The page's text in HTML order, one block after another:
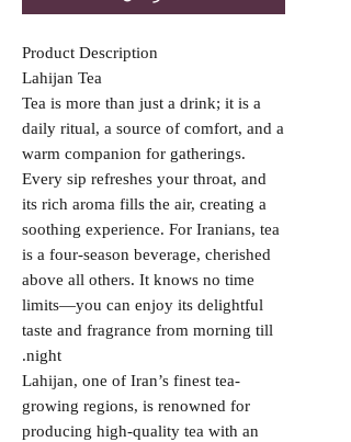
Product Description
Lahijan Tea
Tea is more than just a drink; it is a
daily ritual, a source of comfort, and a
warm companion for gatherings.
Every sip refreshes your throat, and
its rich aroma fills the air, creating a
soothing experience. For Iranians, tea
is a four-season beverage, cherished
above all others. It knows no time
limits—you can enjoy its delightful
taste and fragrance from morning till
night.
Lahijan, one of Iran’s finest tea-
growing regions, is renowned for
producing high-quality tea with an